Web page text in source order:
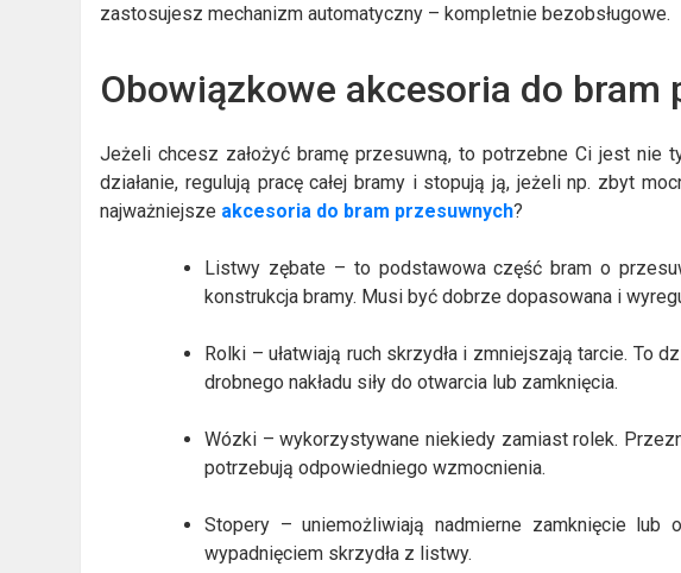
zastosujesz mechanizm automatyczny – kompletnie bezobsługowe.
Obowiązkowe akcesoria do bram
Jeżeli chcesz założyć bramę przesuwną, to potrzebne Ci jest nie
działanie, regulują pracę całej bramy i stopują ją, jeżeli np. zbyt
najważniejsze akcesoria do bram przesuwnych?
Listwy zębate – to podstawowa część bram o
konstrukcja bramy. Musi być dobrze dopasowana i
Rolki – ułatwiają ruch skrzydła i zmniejszają tarcie. To
drobnego nakładu siły do otwarcia lub zamknięcia.
Wózki – wykorzystywane niekiedy zamiast rolek.
potrzebują odpowiedniego wzmocnienia.
Stopery – uniemożliwiają nadmierne zamknięcie
wypadnięciem skrzydła z listwy.